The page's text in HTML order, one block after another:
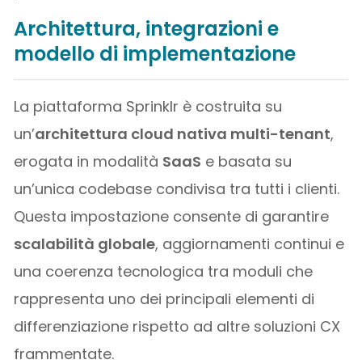
Architettura, integrazioni e
modello di implementazione
La piattaforma Sprinklr è costruita su
un’architettura cloud nativa multi-tenant,
erogata in modalità SaaS e basata su
un’unica codebase condivisa tra tutti i clienti.
Questa impostazione consente di garantire
scalabilità globale, aggiornamenti continui e
una coerenza tecnologica tra moduli che
rappresenta uno dei principali elementi di
differenziazione rispetto ad altre soluzioni CX
frammentate.